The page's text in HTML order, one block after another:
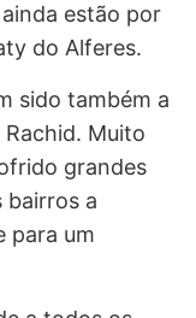
estão por
do Alferes.
sido também a
Muito
grandes
bairros a
para um